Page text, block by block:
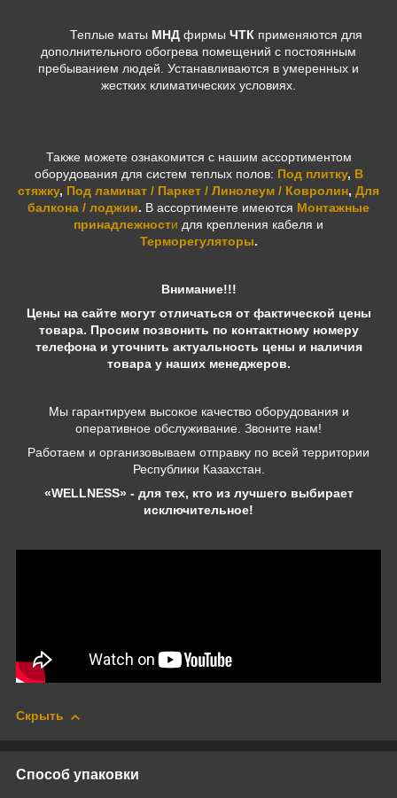
Теплые маты МНД фирмы ЧТК применяются для
дополнительного обогрева помещений с постоянным
пребыванием людей. Устанавливаются в умеренных и
жестких климатических условиях.
Также можете ознакомится с нашим ассортиментом
оборудования для систем теплых полов: Под плитку, В
стяжку, Под ламинат / Паркет / Линолеум / Ковролин, Для
балкона / лоджии. В ассортименте имеются Монтажные
принадлежности для крепления кабеля и
Терморегуляторы.
Внимание!!!
Цены на сайте могут отличаться от фактической цены
товара. Просим позвонить по контактному номеру
телефона и уточнить актуальность цены и наличия
товара у наших менеджеров.
Мы гарантируем высокое качество оборудования и
оперативное обслуживание. Звоните нам!
Работаем и организовываем отправку по всей территории
Республики Казахстан.
«WELLNESS» - для тех, кто из лучшего выбирает
исключительное!
Скрыть
Способ упаковки